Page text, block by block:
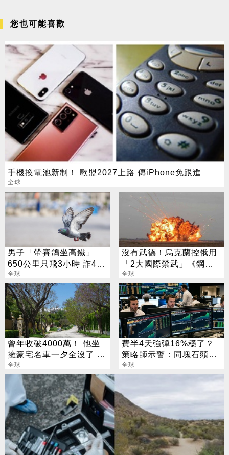
您也可能喜歡
手機換電池新制！ 歐盟2027上路 傳iPhone免跟進
全球
男子「帶賽鴿坐高鐵」
650公里只飛3小時 詐490
萬獎金遭逮
全球
沒有武德！烏克蘭控俄用
「2大國際禁武」《鋼鐵
人》曾賣其中之1
全球
曾年收破4000萬！ 他坐
擁豪宅名車一夕全沒了 卻
喊「比過去更快樂」
全球
費半4天強彈16%穩了？
策略師示警：同塊石頭不
會絆2次
全球